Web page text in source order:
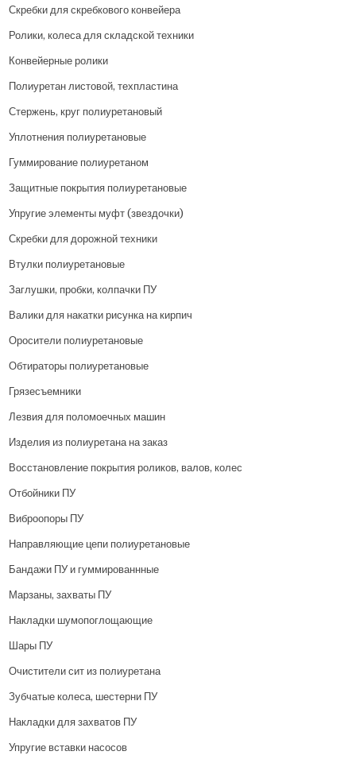
Скребки для скребкового конвейера
Ролики, колеса для складской техники
Конвейерные ролики
Полиуретан листовой, техпластина
Стержень, круг полиуретановый
Уплотнения полиуретановые
Гуммирование полиуретаном
Защитные покрытия полиуретановые
Упругие элементы муфт (звездочки)
Скребки для дорожной техники
Втулки полиуретановые
Заглушки, пробки, колпачки ПУ
Валики для накатки рисунка на кирпич
Оросители полиуретановые
Обтираторы полиуретановые
Грязесъемники
Лезвия для поломоечных машин
Изделия из полиуретана на заказ
Восстановление покрытия роликов, валов, колес
Отбойники ПУ
Виброопоры ПУ
Направляющие цепи полиуретановые
Бандажи ПУ и гуммированнные
Марзаны, захваты ПУ
Накладки шумопоглощающие
Шары ПУ
Очистители сит из полиуретана
Зубчатые колеса, шестерни ПУ
Накладки для захватов ПУ
Упругие вставки насосов